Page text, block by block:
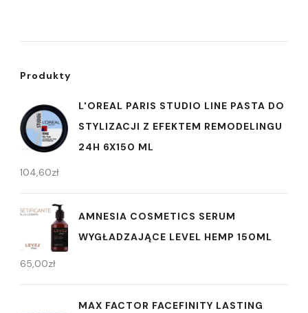
Produkty
L'OREAL PARIS STUDIO LINE PASTA DO
STYLIZACJI Z EFEKTEM REMODELINGU
24H 6X150 ML
104,60zł
AMNESIA COSMETICS SERUM
WYGŁADZAJĄCE LEVEL HEMP 150ML
65,00zł
MAX FACTOR FACEFINITY LASTING